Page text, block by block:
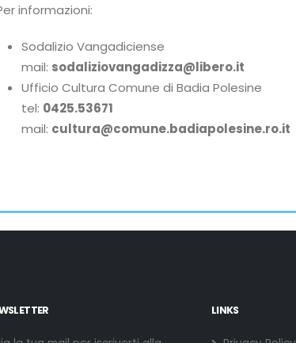
informazioni:
Sodalizio Vangadiciense
mail: sodaliziovangadizza@libero.it
Ufficio Cultura Comune di Badia Polesine
tel: 0425.53671
mail: cultura@comune.badiapolesine.ro.it
LINKS